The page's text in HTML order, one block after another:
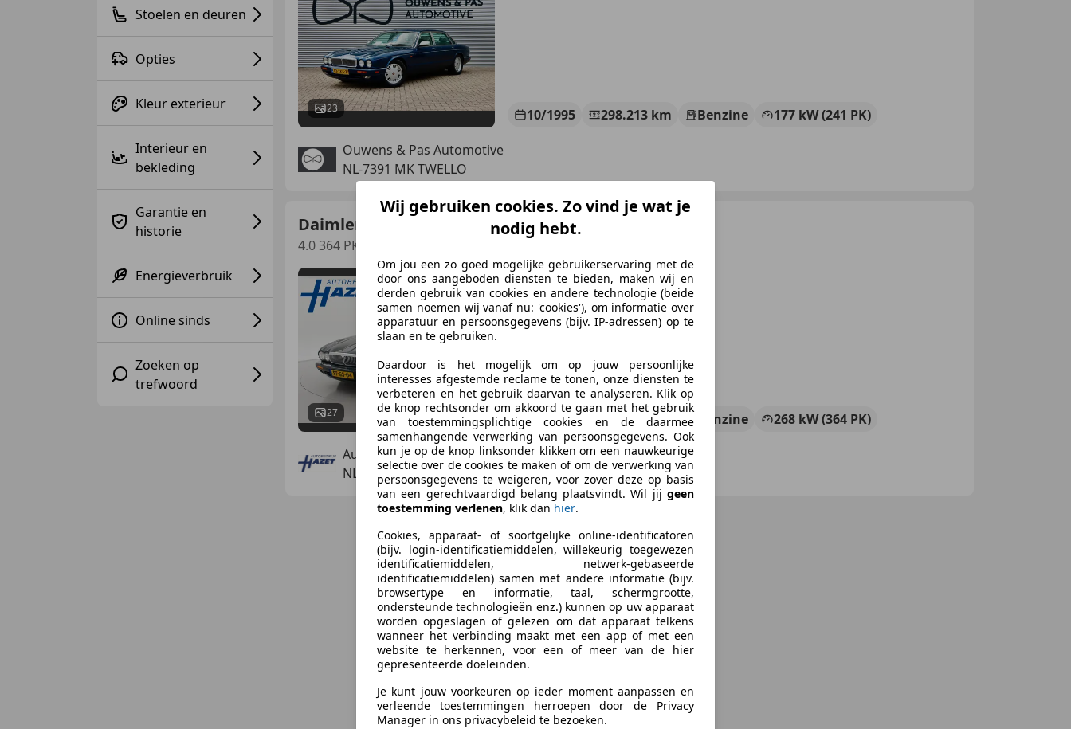
Stoelen en deuren
Opties
Kleur exterieur
Interieur en
bekleding
Garantie en
historie
Energieverbruik
Online sinds
Zoeken op
trefwoord
23 10/1995 298.213 km Benzine
177 kW (241 PK)
Ouwens & Pas Automotive
NL-7391 MK TWELLO
Daimler Super V8
4.0 364 PK SUPERCHARGED AUT. *ORIG. NL* + SCHUIFDA
27
€ 7.900
01/1998 220.095 km Benzine
268 kW (364 PK)
Autobedrijf Hazet Ochten B.V.
NL-4051 CA OCHTEN
Wij gebruiken cookies. Zo vind je wat je
nodig hebt.
Om jou een zo goed mogelijke gebruikerservaring met de
door ons aangeboden diensten te bieden, maken wij en
derden gebruik van cookies en andere technologie (beide
samen noemen wij vanaf nu: 'cookies'), om informatie over
apparatuur en persoonsgegevens (bijv. IP-adressen) op te
slaan en te gebruiken.
Daardoor is het mogelijk om op jouw persoonlijke
interesses afgestemde reclame te tonen, onze diensten te
verbeteren en het gebruik daarvan te analyseren. Klik op
de knop rechtsonder om akkoord te gaan met het gebruik
van toestemmingsplichtige cookies en de daarmee
samenhangende verwerking van persoonsgegevens. Ook
kun je op de knop linksonder klikken om een nauwkeurige
selectie over de cookies te maken of om de verwerking van
persoonsgegevens te weigeren, voor zover deze op basis
van een gerechtvaardigd belang plaatsvindt. Wil jij geen
toestemming verlenen, klik dan hier.
Cookies, apparaat- of soortgelijke online-identificatoren
(bijv. login-identificatiemiddelen, willekeurig toegewezen
identificatiemiddelen, netwerk-gebaseerde
identificatiemiddelen) samen met andere informatie (bijv.
browsertype en informatie, taal, schermgrootte,
ondersteunde technologieën enz.) kunnen op uw apparaat
worden opgeslagen of gelezen om dat apparaat telkens
wanneer het verbinding maakt met een app of met een
website te herkennen, voor een of meer van de hier
gepresenteerde doeleinden.
Je kunt jouw voorkeuren op ieder moment aanpassen en
verleende toestemmingen herroepen door de Privacy
Manager in ons privacybeleid te bezoeken.